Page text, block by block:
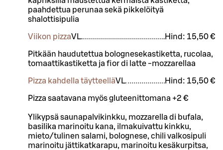
paahdettua perunaa sekä pikkelöityä
shalottisipulia
Viikon pizzaVL Hind: 15,50 €
Pitkään haudutettua bolognesekastiketta, rucolaa,
tomaattikastiketta ja fior di latte -mozzarellaa
Pizza kahdella täytteelläVL Hind: 15,50 €
Pizza saatavana myös gluteenittomana +2 €
Ylikypsä saunapalvikinkku, mozzarella di bufala,
basilika marinoitu kana, ilmakuivattu kinkku,
mieto/tulinen salami, bolognese, chili valkosipuli
marinoitu jättikatkarapu, marinoitu kesäkurpitsa,